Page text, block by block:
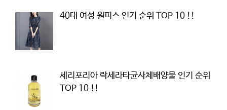
40대 여성 원피스 인기 순위 TOP 10 !!
세리포리아 락세라타균사체배양물 인기 순위
TOP 10 !!